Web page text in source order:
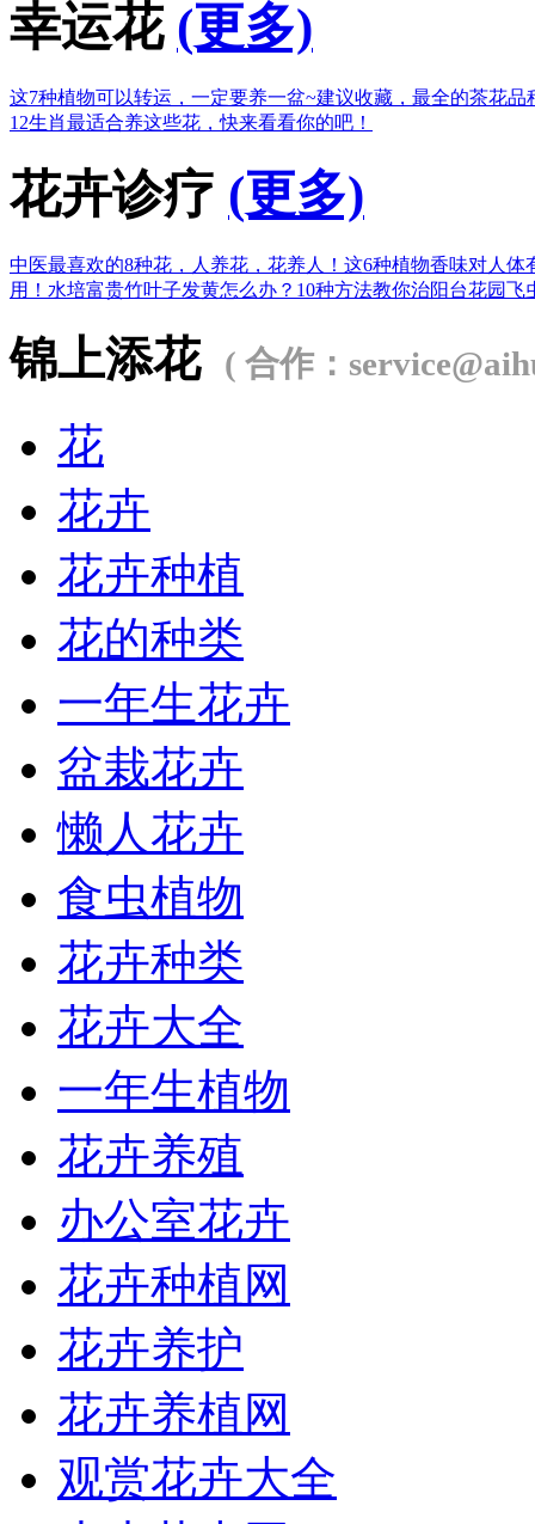
幸运花 (更多)
这7种植物可以转运，一定要养一盆~建议收藏，最全的茶花品
12生肖最适合养这些花，快来看看你的吧！
花卉诊疗 (更多)
中医最喜欢的8种花，人养花，花养人！ 这6种植物香味对人体
用！ 水培富贵竹叶子发黄怎么办？ 10种方法教你治阳台花园飞
锦上添花 ( 合作：
花
花卉
花卉种植
花的种类
一年生花卉
盆栽花卉
懒人花卉
食虫植物
花卉种类
花卉大全
一年生植物
花卉养殖
办公室花卉
花卉种植网
花卉养护
花卉养植网
观赏花卉大全